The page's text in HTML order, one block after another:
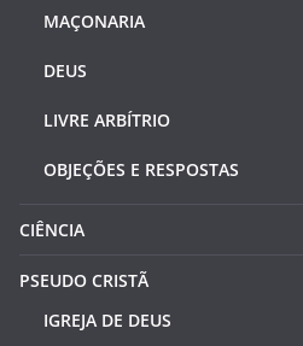
MAÇONARIA
DEUS
LIVRE ARBÍTRIO
OBJEÇÕES E RESPOSTAS
CIÊNCIA
PSEUDO CRISTÃ
IGREJA DE DEUS